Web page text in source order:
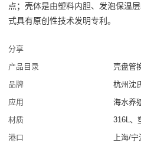
点；壳体是由塑料内胆、发泡保温
式具有原创性技术发明专利。
分享
产品目录
壳盘管
品牌
杭州沈
应用
海水养
材质
316L、
港口
上海/宁